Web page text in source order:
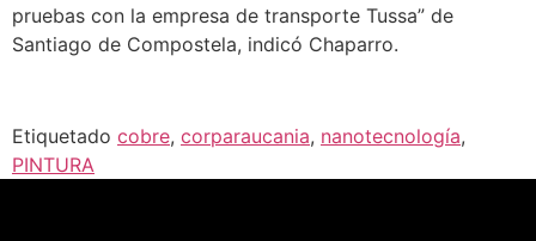
pruebas con la empresa de transporte Tussa” de
Santiago de Compostela, indicó Chaparro.
Etiquetado cobre, corparaucania, nanotecnología,
PINTURA